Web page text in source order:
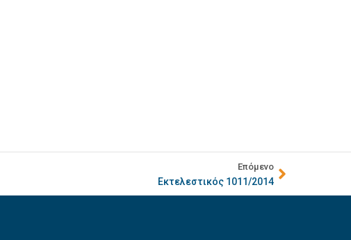
Επόμενο
Εκτελεστικός 1011/2014